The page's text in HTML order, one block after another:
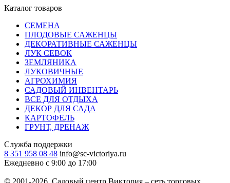
Каталог товаров
СЕМЕНА
ПЛОДОВЫЕ САЖЕНЦЫ
ДЕКОРАТИВНЫЕ САЖЕНЦЫ
ЛУК СЕВОК
ЗЕМЛЯНИКА
ЛУКОВИЧНЫЕ
АГРОХИМИЯ
САДОВЫЙ ИНВЕНТАРЬ
ВСЕ ДЛЯ ОТДЫХА
ДЕКОР ДЛЯ САДА
КАРТОФЕЛЬ
ГРУНТ, ДРЕНАЖ
Служба поддержки
8 351 958 08 48 info@sc-victoriya.ru
Ежедневно с 9:00 до 17:00
© 2001-2026. Садовый центр Виктория – сеть торговых